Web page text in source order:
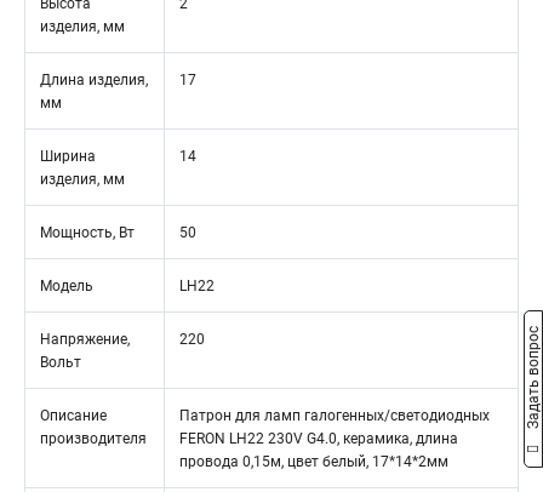
Высота
изделия, мм
2
Длина изделия,
мм
17
Ширина
изделия, мм
14
Мощность, Вт 50
Модель LH22
Напряжение,
Вольт
220
Описание
производителя
Патрон для ламп галогенных/светодиодных
FERON LH22 230V G4.0, керамика, длина
провода 0,15м, цвет белый, 17*14*2мм
Задать вопрос